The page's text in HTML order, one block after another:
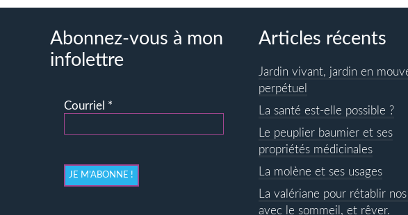
Abonnez-vous à mon
infolettre
Courriel *
Articles récents
Jardin vivant, jardin en
perpétuel
La santé est-elle possible ?
Le peuplier baumier et ses
propriétés médicinales
La molène et ses usages
La valériane pour rétablir
avec le sommeil, et rêver.